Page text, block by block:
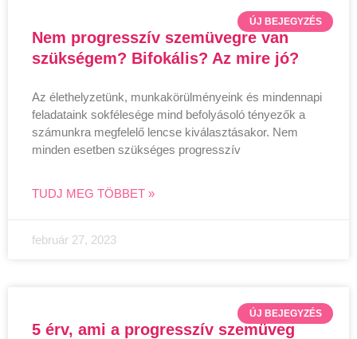
ÚJ BEJEGYZÉS
Nem progresszív szemüvegre van
szükségem? Bifokális? Az mire jó?
Az élethelyzetünk, munkakörülményeink és mindennapi
feladataink sokfélesége mind befolyásoló tényezők a
számunkra megfelelő lencse kiválasztásakor. Nem
minden esetben szükséges progresszív
TUDJ MEG TÖBBET »
február 27, 2023
ÚJ BEJEGYZÉS
5 érv, ami a progresszív szemüveg